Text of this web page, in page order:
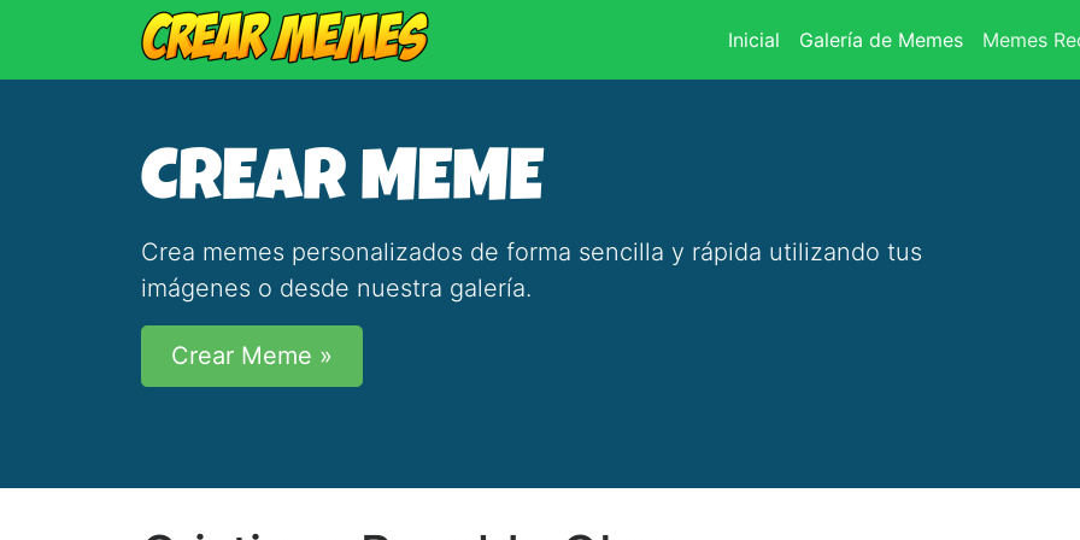
Inicial (current)
Galería de Memes Memes
CREAR MEME
Crea memes personalizados de forma sencilla y rápida utilizando tus
imágenes o desde nuestra galería.
Crear Meme »